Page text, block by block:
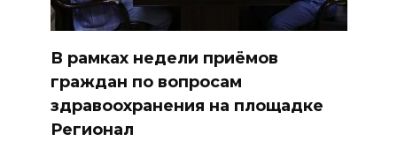
В рамках недели приёмов
граждан по вопросам
здравоохранения на площадке
Регионал